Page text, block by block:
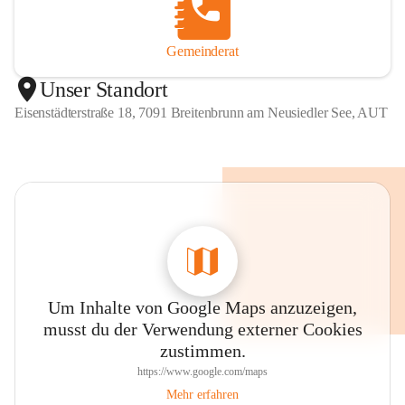
Gemeinderat
Unser Standort
Eisenstädterstraße 18, 7091 Breitenbrunn am Neusiedler See, AUT
Um Inhalte von Google Maps anzuzeigen,
musst du der Verwendung externer Cookies
zustimmen.
https://www.google.com/maps
Mehr erfahren